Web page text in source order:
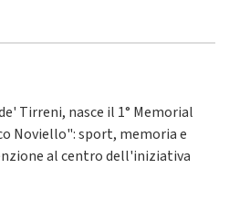
Tirreni, nasce il 1° Memorial
Noviello": sport, memoria e
al centro dell'iniziativa